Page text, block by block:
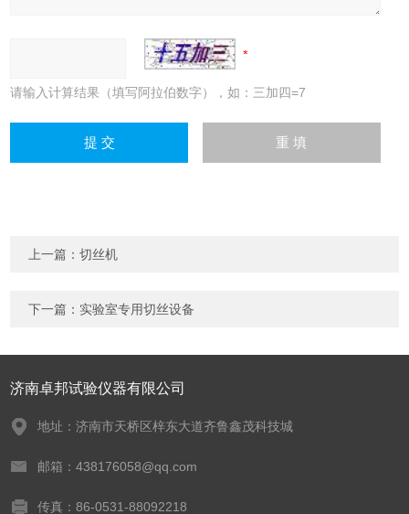
请输入计算结果（填写阿拉伯数字），如：三加四=7
上一篇：切丝机
下一篇： 实验室专用切丝设备
济南卓邦试验仪器有限公司
地址：济南市天桥区梓东大道齐鲁鑫茂科技城
邮箱：438176058@qq.com
传真：86-0531-88092218